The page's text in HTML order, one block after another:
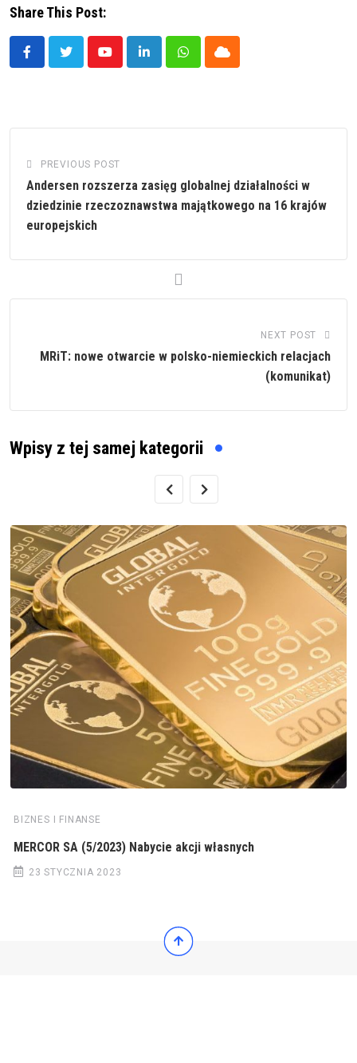
Share This Post:
YoutubeLinkedInWhatsappCloud
PREVIOUS POST
Andersen rozszerza zasięg globalnej działalności w
dziedzinie rzeczoznawstwa majątkowego na 16 krajów
europejskich
NEXT POST
MRiT: nowe otwarcie w polsko-niemieckich relacjach
(komunikat)
Wpisy z tej samej kategorii
BIZNES I FINANSE
MERCOR SA (5/2023) Nabycie akcji własnych
23 STYCZNIA 2023